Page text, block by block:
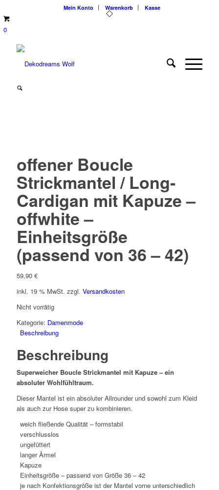
Mein Konto Warenkorb Kasse
0
offener Boucle
Strickmantel / Long-
Cardigan mit Kapuze –
offwhite –
Einheitsgröße
(passend von 36 – 42)
59,90 €
inkl. 19 % MwSt. zzgl. Versandkosten
Nicht vorrätig
Kategorie: Damenmode
Beschreibung
Beschreibung
Superweicher Boucle Strickmantel mit Kapuze – ein
absoluter Wohlfühltraum.
Dieser Mantel ist ein absoluter Allrounder und sowohl zum Kleid
als auch zur Hose super zu kombinieren.
weich fließende Qualität – formstabil
verschlusslos
ungefüttert
langer Ärmel
Kapuze
Einheitsgröße – passend von Größe 36 – 42
je nach Konfektionsgröße ist der Mantel vorne unterschiedlich